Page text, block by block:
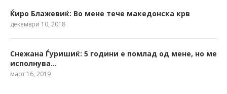
Ќиро Блажевиќ: Во мене тече македонска крв
декември 10, 2018
Снежана Ѓуришиќ: 5 години е помлад од мене, но ме
исполнува…
март 16, 2019